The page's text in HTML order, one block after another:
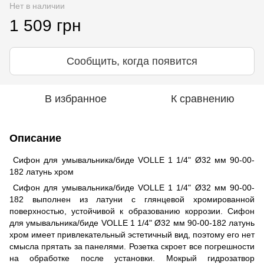
Нет в наличии
1 509 грн
Сообщить, когда появится
В избранное К сравнению
Описание
Сифон для умывальника/биде VOLLE 1 1/4" Ø32 мм 90-00-
182 латунь хром
Сифон для умывальника/биде VOLLE 1 1/4" Ø32 мм 90-00-
182 выполнен из латуни с глянцевой хромированной
поверхностью, устойчивой к образованию коррозии. Сифон
для умывальника/биде VOLLE 1 1/4" Ø32 мм 90-00-182 латунь
хром имеет привлекательный эстетичный вид, поэтому его нет
смысла прятать за панелями. Розетка скроет все погрешности
на обработке после установки. Мокрый гидрозатвор